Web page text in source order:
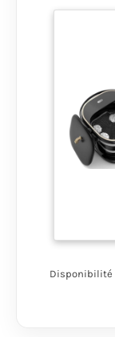
Disponibilité